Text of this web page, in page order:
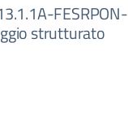
FESRPON-
strutturato